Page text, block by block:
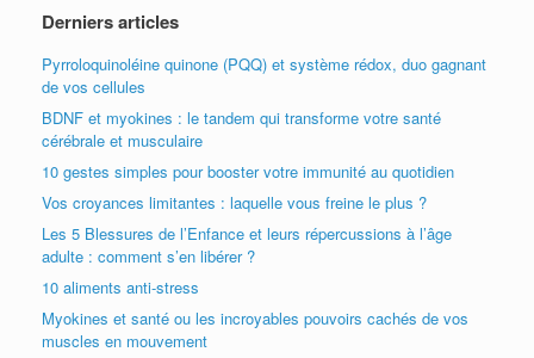
Derniers articles
Pyrroloquinoléine quinone (PQQ) et système rédox, duo gagnant
de vos cellules
BDNF et myokines : le tandem qui transforme votre santé
cérébrale et musculaire
10 gestes simples pour booster votre immunité au quotidien
Vos croyances limitantes : laquelle vous freine le plus ?
Les 5 Blessures de l’Enfance et leurs répercussions à l’âge
adulte : comment s’en libérer ?
10 aliments anti-stress
Myokines et santé ou les incroyables pouvoirs cachés de vos
muscles en mouvement